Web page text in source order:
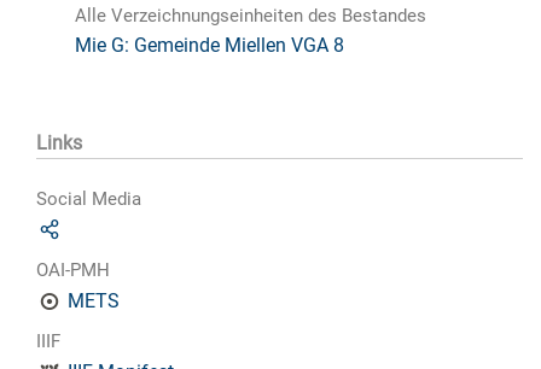
Alle Verzeichnungseinheiten des Bestandes
Mie G: Gemeinde Miellen VGA 8
Links
Social Media
OAI-PMH
METS
IIIF